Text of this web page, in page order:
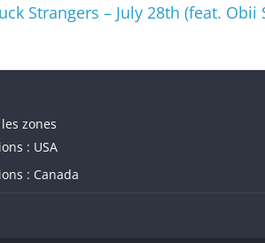
Strangers – July 28th (feat. Obii
zones
: USA
: Canada